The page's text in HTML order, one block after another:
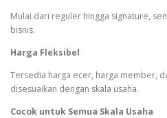
Mulai dari reguler hingga signature,
bisnis.
Harga Fleksibel
Tersedia harga ecer, harga member,
disesuaikan dengan skala usaha.
Cocok untuk Semua Skala Usaha